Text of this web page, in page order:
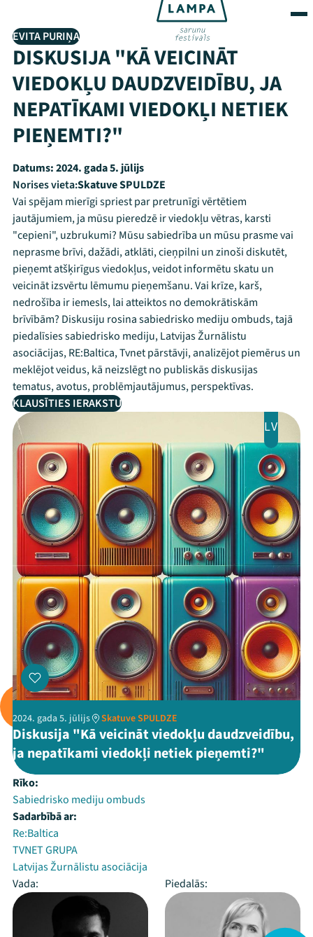
EVITA PURIŅA
DISKUSIJA "KĀ VEICINĀT
VIEDOKĻU DAUDZVEIDĪBU, JA
NEPATĪKAMI VIEDOKĻI NETIEK
PIEŅEMTI?"
Datums:2024. gada 5. jūlijs
Norises vieta:Skatuve SPULDZE
Vai spējam mierīgi spriest par pretrunīgi vērtētiem
jautājumiem, ja mūsu pieredzē ir viedokļu vētras, karsti
"cepieni", uzbrukumi? Mūsu sabiedrība un mūsu prasme vai
neprasme brīvi, dažādi, atklāti, cieņpilni un zinoši diskutēt,
pieņemt atšķirīgus viedokļus, veidot informētu skatu un
veicināt izsvērtu lēmumu pieņemšanu. Vai krīze, karš,
nedrošība ir iemesls, lai atteiktos no demokrātiskām
brīvībām? Diskusiju rosina sabiedrisko mediju ombuds, tajā
piedalīsies sabiedrisko mediju, Latvijas Žurnālistu
asociācijas, RE:Baltica, Tvnet pārstāvji, analizējot piemērus un
meklējot veidus, kā neizslēgt no publiskās diskusijas
tematus, avotus, problēmjautājumus, perspektīvas.
KLAUSĪTIES IERAKSTU
LV
2024. gada 5. jūlijs Skatuve SPULDZE
Diskusija "Kā veicināt viedokļu daudzveidību,
ja nepatīkami viedokļi netiek pieņemti?"
Rīko:
Sabiedrisko mediju ombuds
Sadarbībā ar:
Re:Baltica
TVNET GRUPA
Latvijas Žurnālistu asociācija
Vada:
Piedalās: